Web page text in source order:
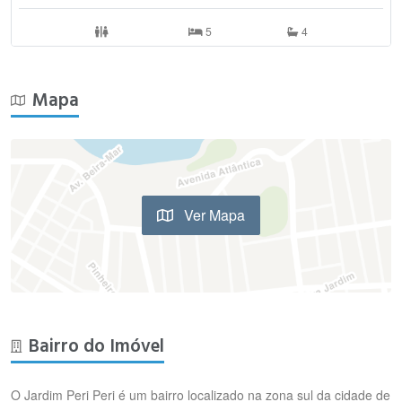
5 4
Mapa
Ver Mapa
Bairro do Imóvel
O Jardim Peri Peri é um bairro localizado na zona sul da cidade de